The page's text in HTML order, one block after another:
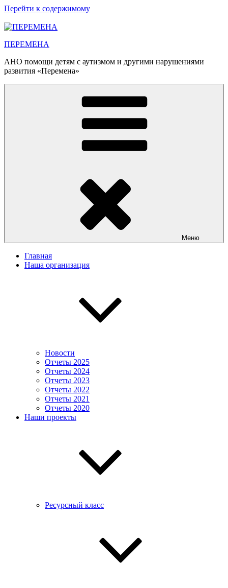
Перейти к содержимому
ПЕРЕМЕНА
АНО помощи детям с аутизмом и другими нарушениями
развития «Перемена»
Меню
Главная
Наша организация
Новости
Отчеты 2025
Отчеты 2024
Отчеты 2023
Отчеты 2022
Отчеты 2021
Отчеты 2020
Наши проекты
Ресурсный класс